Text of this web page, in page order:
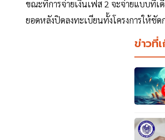
ขณะที่การจ่ายเงินเฟส 2 จะจ่ายแบบทีเ
ยอดหลังปิดลงทะเบียนทั้งโครงการให้ชั
ข่าวที่